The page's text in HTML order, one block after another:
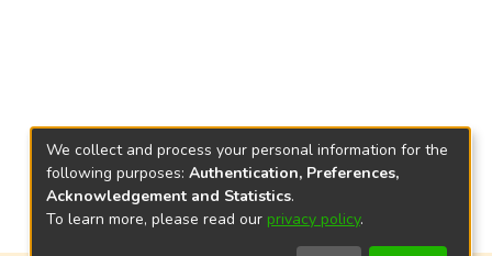
We collect and process your personal information for the
following purposes: Authentication, Preferences,
Acknowledgement and Statistics.
To learn more, please read our privacy policy.